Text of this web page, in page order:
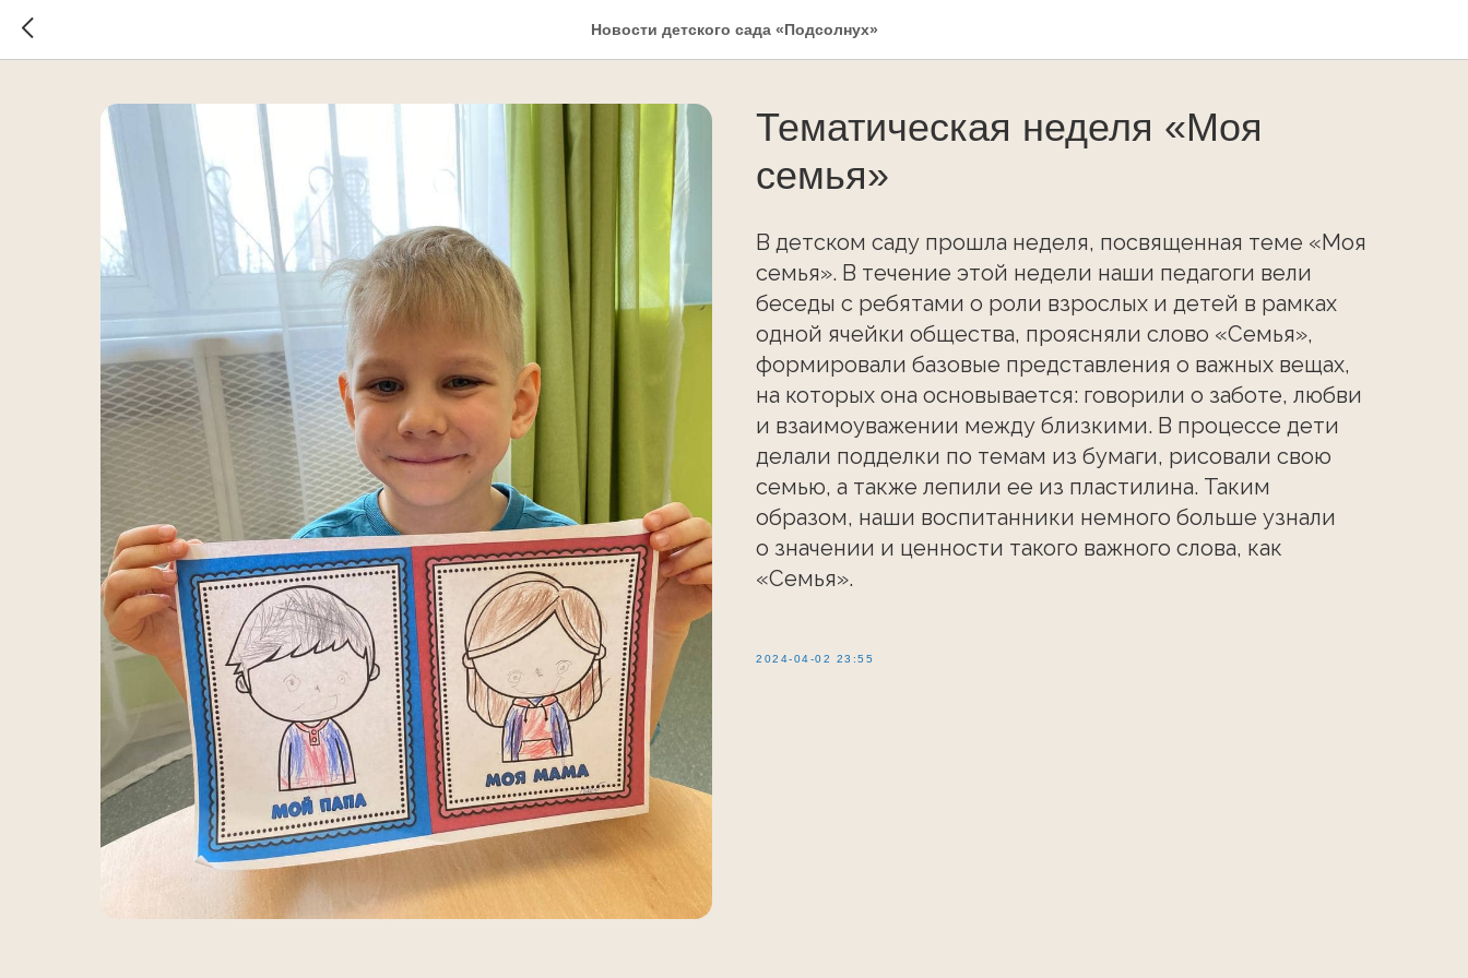
Новости детского сада «Подсолнух»
Тематическая неделя «Моя
семья»
В детском саду прошла неделя, посвященная теме «Моя
семья». В течение этой недели наши педагоги вели
беседы с ребятами о роли взрослых и детей в рамках
одной ячейки общества, проясняли слово «Семья»,
формировали базовые представления о важных вещах,
на которых она основывается: говорили о заботе, любви
и взаимоуважении между близкими. В процессе дети
делали подделки по темам из бумаги, рисовали свою
семью, а также лепили ее из пластилина. Таким
образом, наши воспитанники немного больше узнали
о значении и ценности такого важного слова, как
«Семья».
2024-04-02 23:55